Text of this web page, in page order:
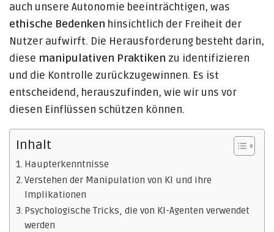
auch unsere Autonomie beeinträchtigen, was
ethische Bedenken hinsichtlich der Freiheit der
Nutzer aufwirft. Die Herausforderung besteht darin,
diese manipulativen Praktiken zu identifizieren
und die Kontrolle zurückzugewinnen. Es ist
entscheidend, herauszufinden, wie wir uns vor
diesen Einflüssen schützen können.
Inhalt
Haupterkenntnisse
Verstehen der Manipulation von KI und ihre
Implikationen
Psychologische Tricks, die von KI-Agenten verwendet
werden